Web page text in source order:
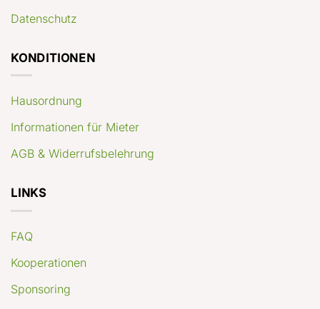
Datenschutz
KONDITIONEN
Hausordnung
Informationen für Mieter
AGB & Widerrufsbelehrung
LINKS
FAQ
Kooperationen
Sponsoring